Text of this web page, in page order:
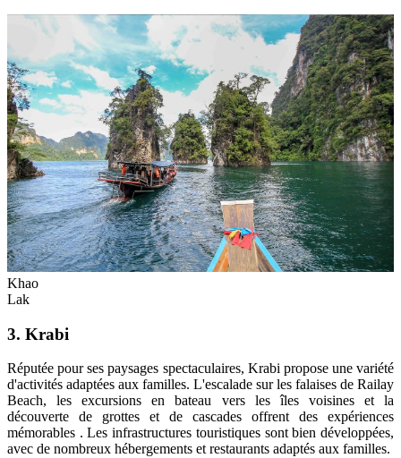
Khao
Lak
3. Krabi
Réputée pour ses paysages spectaculaires, Krabi propose une variété
d'activités adaptées aux familles. L'escalade sur les falaises de Railay
Beach, les excursions en bateau vers les îles voisines et la
découverte de grottes et de cascades offrent des expériences
mémorables . Les infrastructures touristiques sont bien développées,
avec de nombreux hébergements et restaurants adaptés aux familles.